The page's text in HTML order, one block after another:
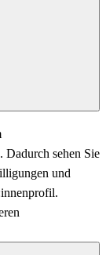
sehen Sie
und